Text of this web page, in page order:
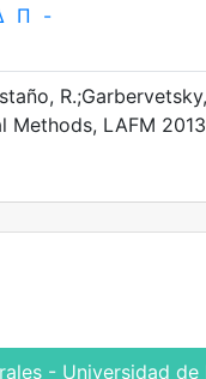
Π -
R.;Garbervetsky,
Methods, LAFM
- Universidad